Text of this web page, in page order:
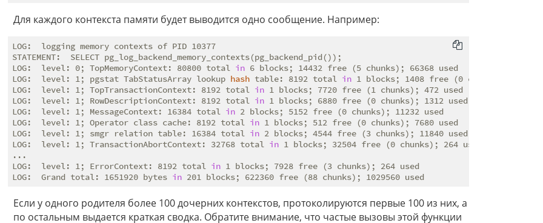
Для каждого контекста памяти будет выводится одно сообщение. Например:
LOG:  logging memory contexts of PID 10377
STATEMENT:  SELECT pg_log_backend_memory_contexts(pg_backend_pid());
LOG:  level: 0; TopMemoryContext: 80800 total in 6 blocks; 14432 free (5 chunks); 66368 used
LOG:  level: 1; pgstat TabStatusArray lookup hash table: 8192 total in 1 blocks; 1408 free (0 chunks); 6784
LOG:  level: 1; TopTransactionContext: 8192 total in 1 blocks; 7720 free (1 chunks); 472 used
LOG:  level: 1; RowDescriptionContext: 8192 total in 1 blocks; 6880 free (0 chunks); 1312 used
LOG:  level: 1; MessageContext: 16384 total in 2 blocks; 5152 free (0 chunks); 11232 used
LOG:  level: 1; Operator class cache: 8192 total in 1 blocks; 512 free (0 chunks); 7680 used
LOG:  level: 1; smgr relation table: 16384 total in 2 blocks; 4544 free (3 chunks); 11840 used
LOG:  level: 1; TransactionAbortContext: 32768 total in 1 blocks; 32504 free (0 chunks); 264 used
...
LOG:  level: 1; ErrorContext: 8192 total in 1 blocks; 7928 free (3 chunks); 264 used
LOG:  Grand total: 1651920 bytes in
Если у одного родителя более 100 дочерних контекстов, протоколируются первые 100 из них, а
по остальным выдается краткая сводка. Обратите внимание, что частые вызовы этой функции